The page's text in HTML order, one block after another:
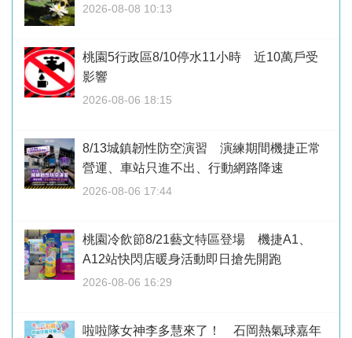
2026-08-08 10:13
桃園5行政區8/10停水11小時 近10萬戶受
影響
2026-08-06 18:15
8/13城鎮韌性防空演習 演練期間機捷正常
營運、車站只進不出、行動網路降速
2026-08-06 17:44
桃園冷飲節8/21藝文特區登場 機捷A1、
A12站快閃店暖身活動即日搶先開跑
2026-08-06 16:29
啦啦隊女神李多慧來了！ 石岡熱氣球嘉年